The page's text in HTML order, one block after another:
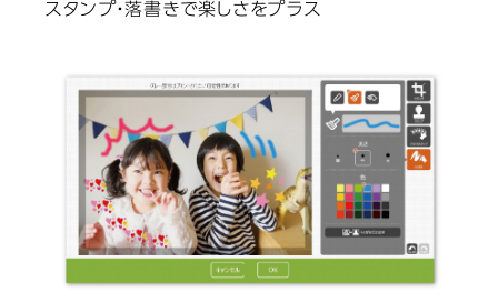
スタンプ・落書きで楽しさをプラス